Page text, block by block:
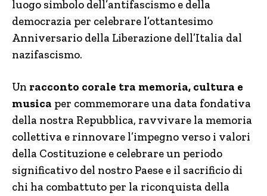
luogo simbolo dell’antifascismo e della
democrazia per celebrare l’ottantesimo
Anniversario della Liberazione dell’Italia dal
nazifascismo.
Un racconto corale tra memoria, cultura e
musica per commemorare una data fondativa
della nostra Repubblica, ravvivare la memoria
collettiva e rinnovare l’impegno verso i valori
della Costituzione e celebrare un periodo
significativo del nostro Paese e il sacrificio di
chi ha combattuto per la riconquista della